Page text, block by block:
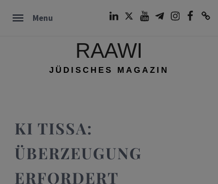
Menu
RAAWI
JÜDISCHES MAGAZIN
KI TISSA:
ÜBERZEUGUNG
ERFORDERT